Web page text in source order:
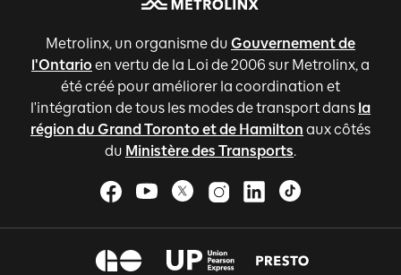
Metrolinx, un organisme du Gouvernement de
l'Ontario en vertu de la Loi de 2006 sur Metrolinx, a
été créé pour améliorer la coordination et
l'intégration de tous les modes de transport dans la
région du Grand Toronto et de Hamilton aux côtés
du Ministère des Transports.